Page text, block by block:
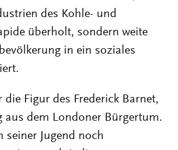
des Kohle- und
überholt, sondern weite
in ein soziales
Figur des Frederick Barnet,
aus dem Londoner Bürgertum.
seiner Jugend noch